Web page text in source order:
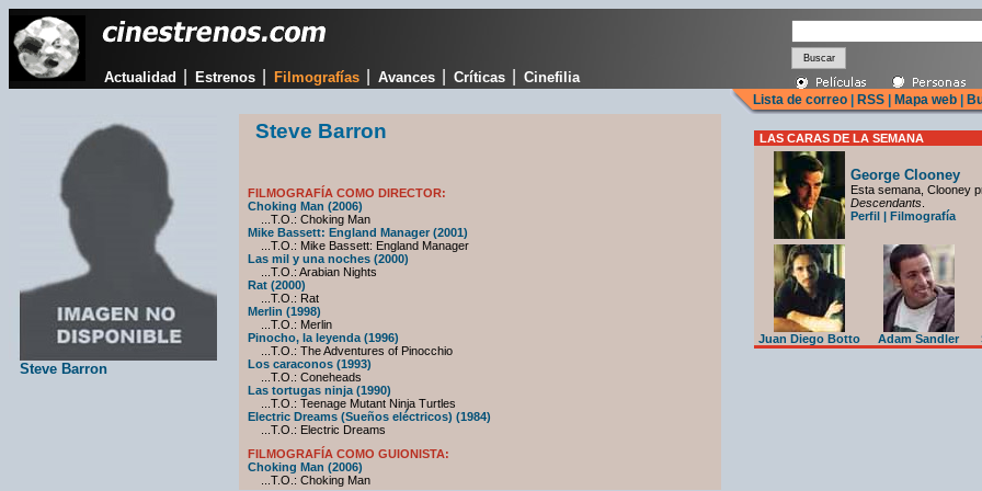
Actualidad Estrenos Filmografías Avances Críticas Cinefilia
Lista de correo RSS Mapa web
Steve Barron
Steve Barron
FILMOGRAFÍA COMO DIRECTOR:
Choking Man (2006)
...T.O.: Choking Man
Mike Bassett: England Manager (2001)
...T.O.: Mike Bassett: England Manager
Las mil y una noches (2000)
...T.O.: Arabian Nights
Rat (2000)
...T.O.: Rat
Merlin (1998)
...T.O.: Merlin
Pinocho, la leyenda (1996)
...T.O.: The Adventures of Pinocchio
Los caraconos (1993)
...T.O.: Coneheads
Las tortugas ninja (1990)
...T.O.: Teenage Mutant Ninja Turtles
Electric Dreams (Sueños eléctricos) (1984)
...T.O.: Electric Dreams
FILMOGRAFÍA COMO GUIONISTA:
Choking Man (2006)
...T.O.: Choking Man
LAS CARAS DE LA SEMANA
George Clooney
Esta semana, Clooney
Descendants
Perfil | Filmografía
Juan Diego Botto Adam Sandler